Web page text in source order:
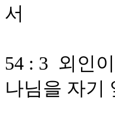
서
54 : 3 외인
나님을 자기